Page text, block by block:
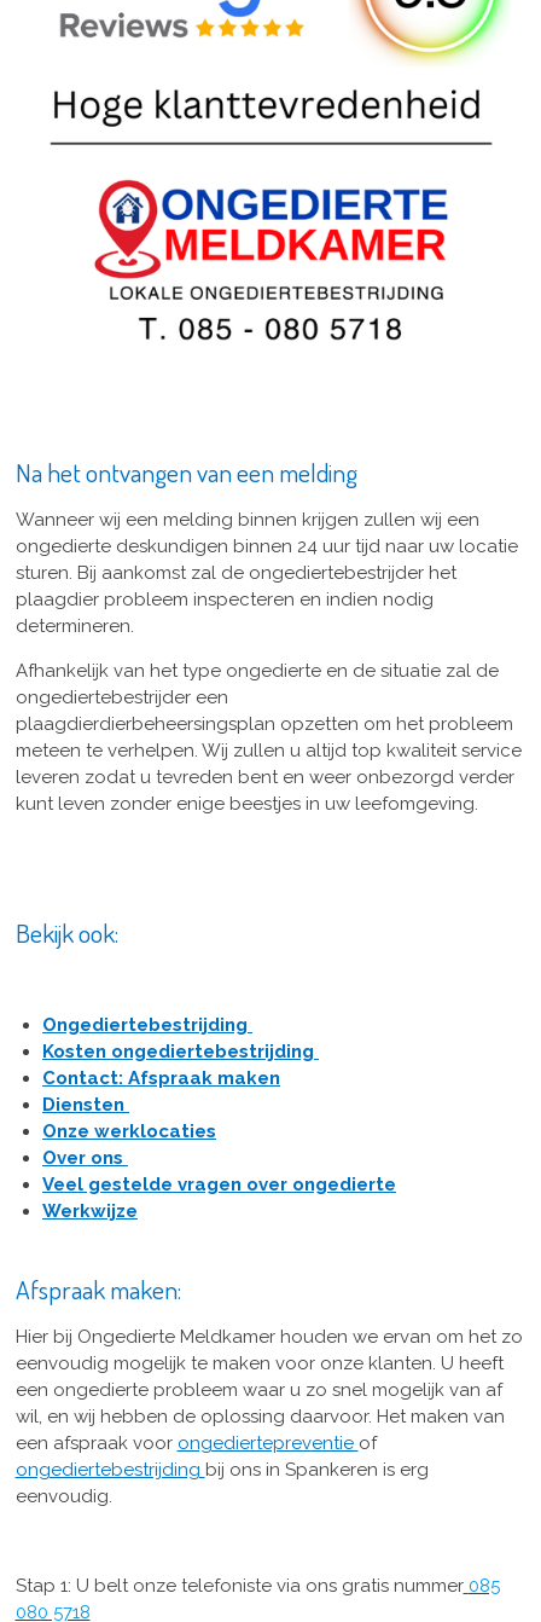
Na het ontvangen van een melding
Wanneer wij een melding binnen krijgen zullen wij een
ongedierte deskundigen binnen 24 uur tijd naar uw locatie
sturen. Bij aankomst zal de ongediertebestrijder het
plaagdier probleem inspecteren en indien nodig
determineren.
Afhankelijk van het type ongedierte en de situatie zal de
ongediertebestrijder een
plaagdierdierbeheersingsplan opzetten om het probleem
meteen te verhelpen. Wij zullen u altijd top kwaliteit service
leveren zodat u tevreden bent en weer onbezorgd verder
kunt leven zonder enige beestjes in uw leefomgeving.
Bekijk ook:
Ongediertebestrijding
Kosten ongediertebestrijding
Contact: Afspraak maken
Diensten
Onze werklocaties
Over ons
Veel gestelde vragen over ongedierte
Werkwijze
Afspraak maken:
Hier bij Ongedierte Meldkamer houden we ervan om het zo
eenvoudig mogelijk te maken voor onze klanten. U heeft
een ongedierte probleem waar u zo snel mogelijk van af
wil, en wij hebben de oplossing daarvoor. Het maken van
een afspraak voor ongediertepreventie of
ongediertebestrijding bij ons in Spankeren is erg
eenvoudig.
Stap 1: U belt onze telefoniste via ons gratis nummer 085
080 5718